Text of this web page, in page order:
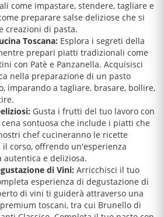
come impastare, stendere, tagliare e
preparare salse deliziose che si
creazioni di pasta.
Toscana: Esplora i segreti della
prepari piatti tradizionali come
con Patè e Panzanella. Acquisisci
nella preparazione di un pasto
imparando a tagliare, brasare, bollire,
Gusta i frutti del tuo lavoro con
sontuosa che include i piatti che
chef cucineranno le ricette
corso, offrendo un'esperienza
autentica e deliziosa.
di Vini: Arricchisci il tuo
esperienza di degustazione di
di vini ti guiderà attraverso una
toscani, tra cui Brunello di